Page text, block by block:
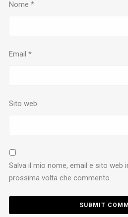
Nome *
Email *
Sito web
Salva il mio nome, email e sito web
prossima volta che commento.